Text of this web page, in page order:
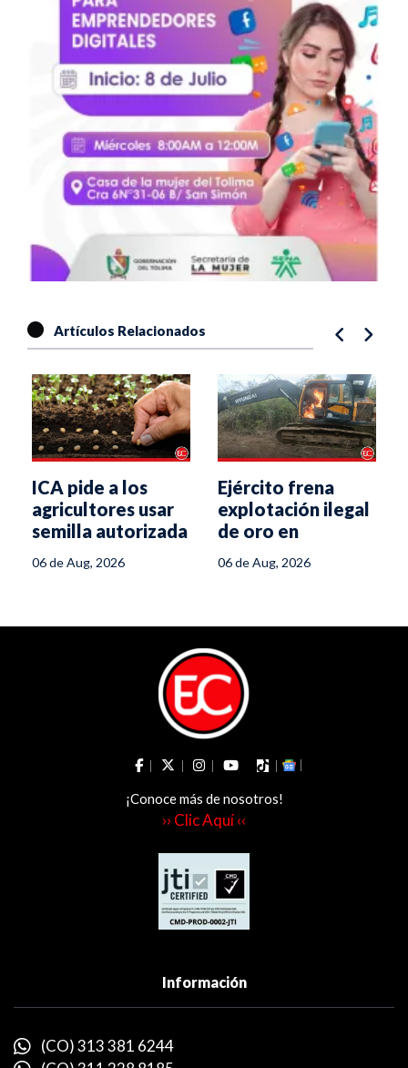
Artículos Relacionados
ICA pide a los
agricultores usar
semilla autorizada
fenómeno de El
06 de Aug, 2026
Ejército frena
explotación ilegal
de oro en
06 de Aug, 2026
¡Conoce más de nosotros!
›› Clic Aquí ‹‹
Información
(CO) 313 381 6244